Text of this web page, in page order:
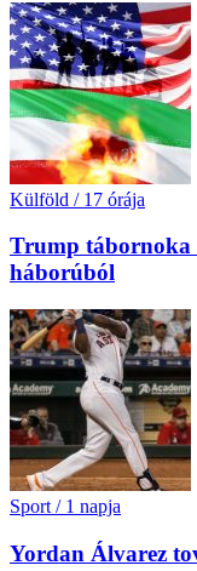
Külföld / 17 órája
Trump tábornoka
háborúból
Sport / 1 napja
Yordan Álvarez